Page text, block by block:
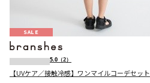
SALE
5.0 （2）
【UVケア／接触冷感】ワンマイルコーデセット